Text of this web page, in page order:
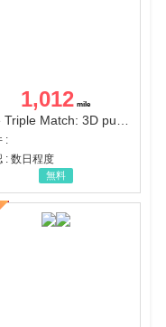
1,012
Tile Triple Match: 3D puzzle
:
: 数日程度
無料